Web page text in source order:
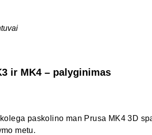
ir MK4 – palyginimas
paskolino man Prusa MK4 3D
metu.